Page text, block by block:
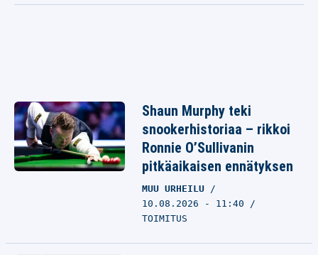
Shaun Murphy teki
snookerhistoriaa – rikkoi
Ronnie O’Sullivanin
pitkäaikaisen ennätyksen
MUU URHEILU
10.08.2026 - 11:40
TOIMITUS